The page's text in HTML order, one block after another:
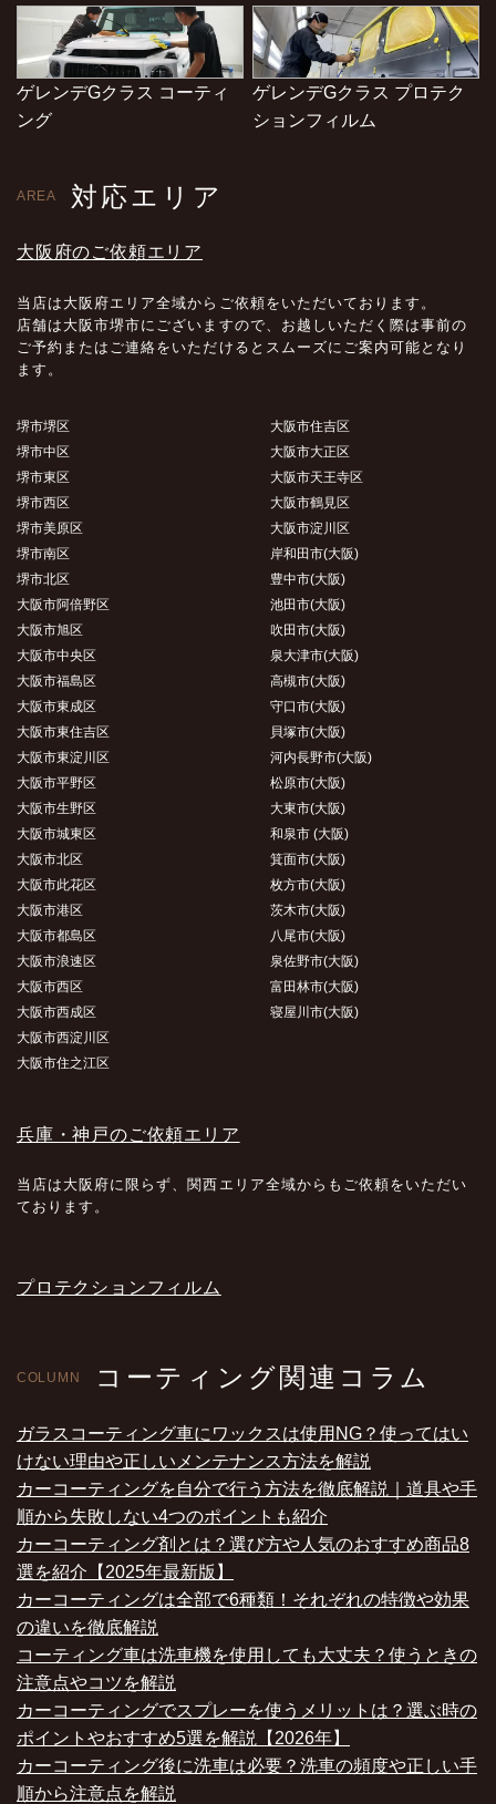
ゲレンデGクラス コーティ
ング
ゲレンデGクラス プロテク
ションフィルム
AREA 対応エリア
大阪府のご依頼エリア
当店は大阪府エリア全域からご依頼をいただいております。
店舗は大阪市堺市にございますので、お越しいただく際は事前の
ご予約またはご連絡をいただけるとスムーズにご案内可能となり
ます。
堺市堺区
堺市中区
堺市東区
堺市西区
堺市美原区
堺市南区
堺市北区
大阪市阿倍野区
大阪市旭区
大阪市中央区
大阪市福島区
大阪市東成区
大阪市東住吉区
大阪市東淀川区
大阪市平野区
大阪市生野区
大阪市城東区
大阪市北区
大阪市此花区
大阪市港区
大阪市都島区
大阪市浪速区
大阪市西区
大阪市西成区
大阪市西淀川区
大阪市住之江区
大阪市住吉区
大阪市大正区
大阪市天王寺区
大阪市鶴見区
大阪市淀川区
岸和田市(大阪)
豊中市(大阪)
池田市(大阪)
吹田市(大阪)
泉大津市(大阪)
高槻市(大阪)
守口市(大阪)
貝塚市(大阪)
河内長野市(大阪)
松原市(大阪)
大東市(大阪)
和泉市 (大阪)
箕面市(大阪)
枚方市(大阪)
茨木市(大阪)
八尾市(大阪)
泉佐野市(大阪)
富田林市(大阪)
寝屋川市(大阪)
兵庫・神戸のご依頼エリア
当店は大阪府に限らず、関西エリア全域からもご依頼をいただい
ております。
プロテクションフィルム
COLUMN コーティング関連コラム
ガラスコーティング車にワックスは使用NG？使ってはい
けない理由や正しいメンテナンス方法を解説
カーコーティングを自分で行う方法を徹底解説｜道具や手
順から失敗しない4つのポイントも紹介
カーコーティング剤とは？選び方や人気のおすすめ商品8
選を紹介【2025年最新版】
カーコーティングは全部で6種類！それぞれの特徴や効果
の違いを徹底解説
コーティング車は洗車機を使用しても大丈夫？使うときの
注意点やコツを解説
カーコーティングでスプレーを使うメリットは？選ぶ時の
ポイントやおすすめ5選を解説【2026年】
カーコーティング後に洗車は必要？洗車の頻度や正しい手
順から注意点を解説